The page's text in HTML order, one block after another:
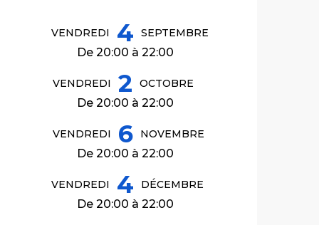
et
VENDREDI 4 SEPTEMBRE
De 20:00 à 22:00
VENDREDI 2 OCTOBRE
De 20:00 à 22:00
VENDREDI 6 NOVEMBRE
De 20:00 à 22:00
VENDREDI 4 DÉCEMBRE
De 20:00 à 22:00